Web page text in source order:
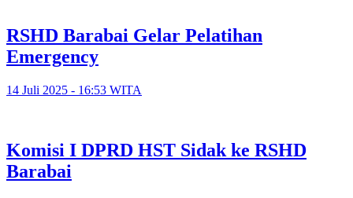
RSHD Barabai Gelar Pelatihan
Emergency
14 Juli 2025 - 16:53 WITA
Komisi I DPRD HST Sidak ke RSHD
Barabai